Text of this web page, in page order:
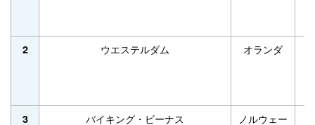
2 ウエステルダム オランダ
3 バイキング・ビーナス ノルウェー